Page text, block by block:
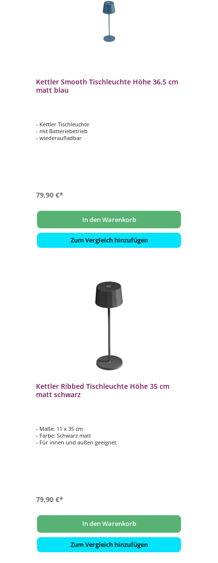
Kettler Smooth Tischleuchte Höhe 36,5 cm
matt blau
- Kettler Tischleuchte
- mit Batteriebetrieb
- wiederaufladbar
79,90 €*
In den Warenkorb
Zum Vergleich hinzufügen
Kettler Ribbed Tischleuchte Höhe 35 cm
matt schwarz
- Maße: 11 x 35 cm
- Farbe: Schwarz matt
- Für innen und außen geeignet
79,90 €*
In den Warenkorb
Zum Vergleich hinzufügen